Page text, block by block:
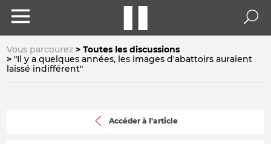
Vous parcourez
Toutes les discussions
"Il y a quelques années, les images d'abattoirs auraient
laissé indifférent"
Accéder à l'article